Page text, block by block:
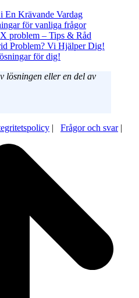
En Krävande Vardag
för vanliga frågor
problem – Tips & Råd
Problem? Vi Hjälper Dig!
för dig!
lösningen eller en del av
| Frågor och svar|